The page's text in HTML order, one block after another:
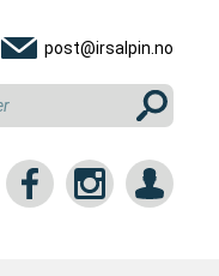
post@irsalpin.no